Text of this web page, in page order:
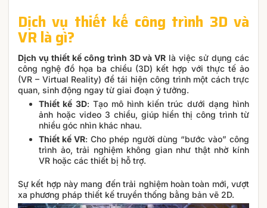
Dịch vụ thiết kế công trình 3D và
VR là gì?
Dịch vụ thiết kế công trình 3D và VR là việc sử dụng các
công nghệ đồ họa ba chiều (3D) kết hợp với thực tế ảo
(VR – Virtual Reality) để tái hiện công trình một cách trực
quan, sinh động ngay từ giai đoạn ý tưởng.
Thiết kế 3D: Tạo mô hình kiến trúc dưới dạng hình
ảnh hoặc video 3 chiều, giúp hiển thị công trình từ
nhiều góc nhìn khác nhau.
Thiết kế VR: Cho phép người dùng “bước vào” công
trình ảo, trải nghiệm không gian như thật nhờ kính
VR hoặc các thiết bị hỗ trợ.
Sự kết hợp này mang đến trải nghiệm hoàn toàn mới, vượt
xa phương pháp thiết kế truyền thống bằng bản vẽ 2D.